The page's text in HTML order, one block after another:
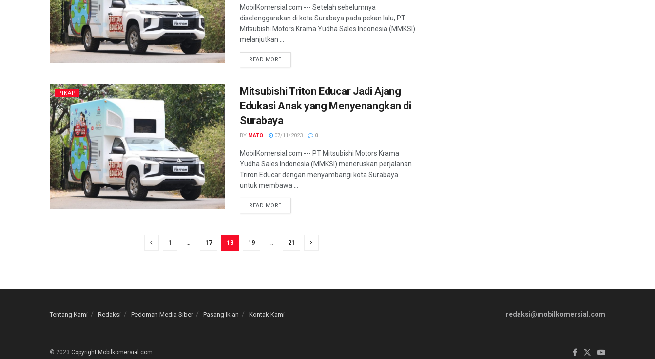
MobilKomersial.com --- Setelah sebelumnya
diselenggarakan di kota Surabaya pada pekan lalu, PT
Mitsubishi Motors Krama Yudha Sales Indonesia (MMKSI)
melanjutkan ...
READ MORE
PIKAP
Mitsubishi Triton Educar Jadi Ajang
Edukasi Anak yang Menyenangkan di
Surabaya
BY MATO 07/11/2023 0
MobilKomersial.com --- PT Mitsubishi Motors Krama
Yudha Sales Indonesia (MMKSI) meneruskan perjalanan
Triron Educar dengan menyambangi kota Surabaya
untuk membawa ...
READ MORE
1 17 18 19 21
Tentang Kami Redaksi Pedoman Media Siber Pasang Iklan Kontak Kami redaksi@mobilkomersial.com
© 2023 Copyright Mobilkomersial.com